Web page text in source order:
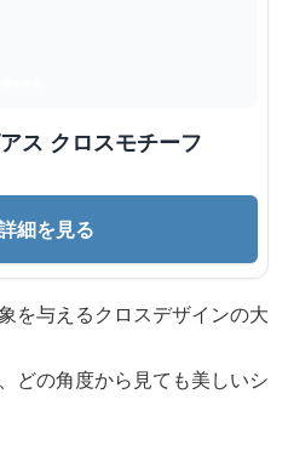
ス クロスモチーフ
細を見る
を与えるクロスデザインの大
どの角度から見ても美しいシ